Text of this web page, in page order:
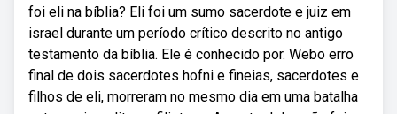
foi eli na bíblia? Eli foi um sumo sacerdote e juiz em
israel durante um período crítico descrito no antigo
testamento da bíblia. Ele é conhecido por. Webo erro
final de dois sacerdotes hofni e fineias, sacerdotes e
filhos de eli, morreram no mesmo dia em uma batalha